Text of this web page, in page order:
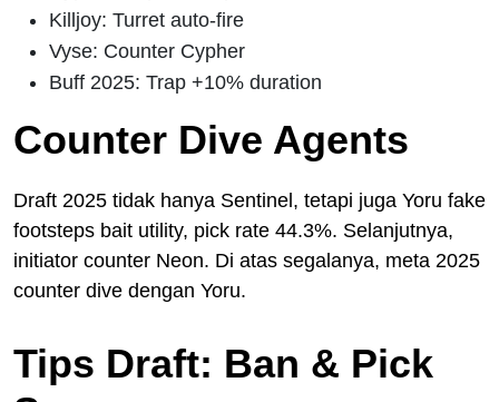
Killjoy: Turret auto-fire
Vyse: Counter Cypher
Buff 2025: Trap +10% duration
Counter Dive Agents
Draft 2025 tidak hanya Sentinel, tetapi juga Yoru fake
footsteps bait utility, pick rate 44.3%. Selanjutnya,
initiator counter Neon. Di atas segalanya, meta 2025
counter dive dengan Yoru.
Tips Draft: Ban & Pick